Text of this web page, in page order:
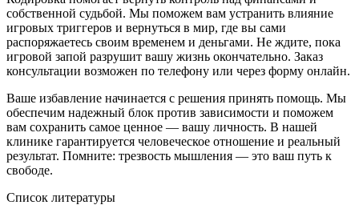
собственной судьбой. Мы поможем вам устранить влияние
игровых триггеров и вернуться в мир, где вы сами
распоряжаетесь своим временем и деньгами. Не ждите, пока
игровой запой разрушит вашу жизнь окончательно. Заказ
консультации возможен по телефону или через форму онлайн.
Ваше избавление начинается с решения принять помощь. Мы
обеспечим надежный блок против зависимости и поможем
вам сохранить самое ценное — вашу личность. В нашей
клинике гарантируется человеческое отношение и реальный
результат. Помните: трезвость мышления — это ваш путь к
свободе.
Список литературы